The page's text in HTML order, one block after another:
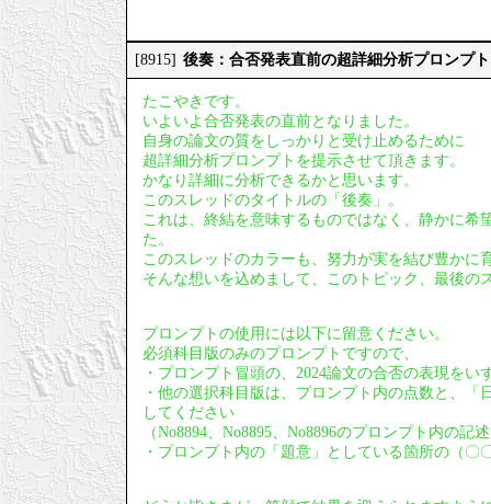
[8915] 後奏：合否発表直前の超詳細分析プロンプ
たこやきです。
いよいよ合否発表の直前となりました。
自身の論文の質をしっかりと受け止めるために
超詳細分析プロンプトを提示させて頂きます。
かなり詳細に分析できるかと思います。
このスレッドのタイトルの「後奏」。
これは、終結を意味するものではなく、静かに
た。
このスレッドのカラーも、努力が実を結び豊かに
そんな想いを込めまして、このトピック、最後の
プロンプトの使用には以下に留意ください。
必須科目版のみのプロンプトですので、
・プロンプト冒頭の、2024論文の合否の表現をい
・他の選択科目版は、プロンプト内の点数と、
してください
（No8894、No8895、No8896のプロンプト内の記
・プロンプト内の「題意」としている箇所の（